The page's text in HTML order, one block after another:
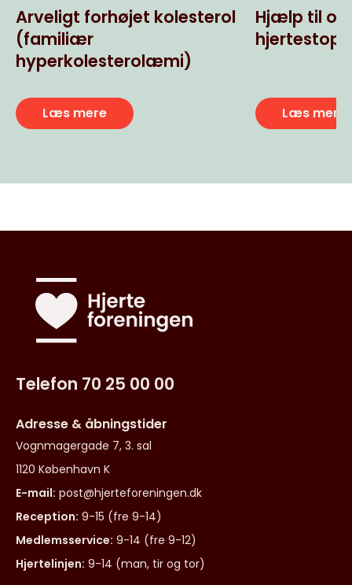
Arveligt forhøjet kolesterol
(familiær
hyperkolesterolæmi)
Læs mere
Hjælp til
hjertestop
Læs mere
Telefon 70 25 00 00
Adresse & åbningstider
Vognmagergade 7, 3. sal
1120 København K
E-mail: post@hjerteforeningen.dk
Reception: 9-15 (fre 9-14)
Medlemsservice: 9-14 (fre 9-12)
Hjertelinjen: 9-14 (man, tir og tor)